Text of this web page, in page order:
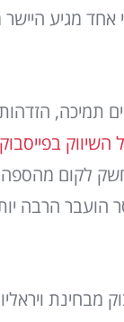
מגיע היישר
תמיכה,
השיווק בפייסבוק
הועבר הרבה
מבחינת